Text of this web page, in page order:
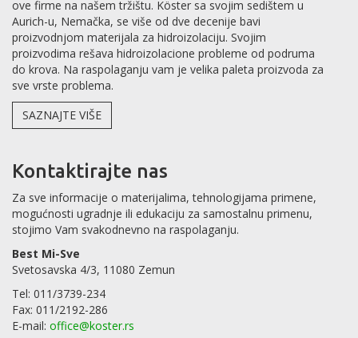
ove firme na našem tržištu. Köster sa svojim sedištem u
Aurich-u, Nemačka, se više od dve decenije bavi
proizvodnjom materijala za hidroizolaciju. Svojim
proizvodima rešava hidroizolacione probleme od podruma
do krova. Na raspolaganju vam je velika paleta proizvoda za
sve vrste problema.
SAZNAJTE VIŠE
Kontaktirajte nas
Za sve informacije o materijalima, tehnologijama primene,
mogućnosti ugradnje ili edukaciju za samostalnu primenu,
stojimo Vam svakodnevno na raspolaganju.
Best Mi-Sve
Svetosavska 4/3, 11080 Zemun
Tel: 011/3739-234
Fax: 011/2192-286
E-mail: office@koster.rs